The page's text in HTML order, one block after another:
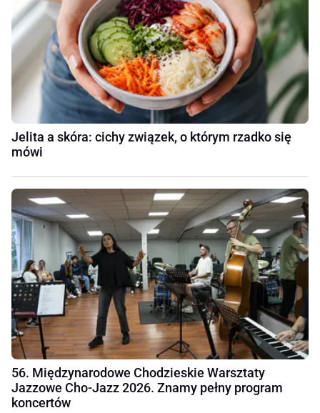
Jelita a skóra: cichy związek, o którym rzadko się
mówi
56. Międzynarodowe Chodzieskie Warsztaty
Jazzowe Cho-Jazz 2026. Znamy pełny program
koncertów